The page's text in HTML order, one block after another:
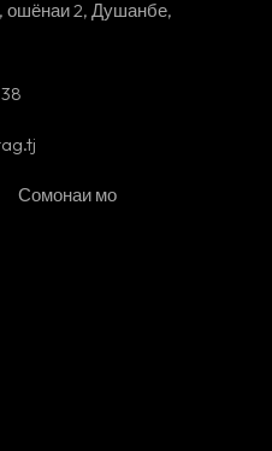
ошёнаи 2, Душанбе,
Сомонаи мо